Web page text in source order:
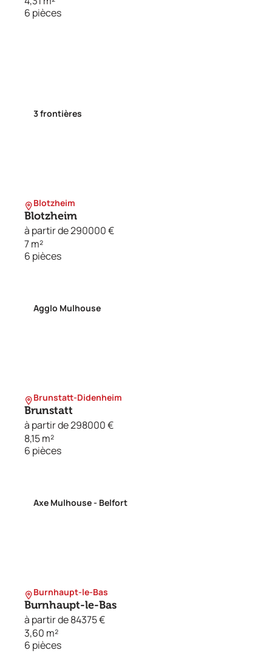
6 pièces
3 frontières
Blotzheim
Blotzheim
à partir de 290000 €
7 m²
6 pièces
Agglo Mulhouse
Brunstatt-Didenheim
Brunstatt
à partir de 298000 €
8,15 m²
6 pièces
Axe Mulhouse - Belfort
Burnhaupt-le-Bas
Burnhaupt-le-Bas
à partir de 84375 €
3,60 m²
6 pièces